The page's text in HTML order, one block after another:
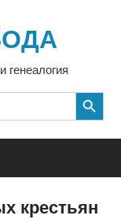
генеалогия
SEARCH BUTTON
крестьян